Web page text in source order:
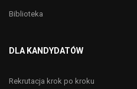
Biblioteka
DLA KANDYDATÓW
Rekrutacja krok po kroku